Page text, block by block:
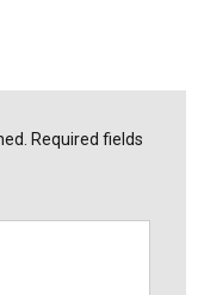
Required fields